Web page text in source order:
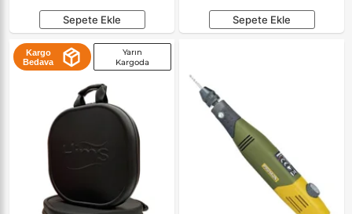
Sepete Ekle Sepete Ekle
Kargo
Bedava
Yarın
Kargoda